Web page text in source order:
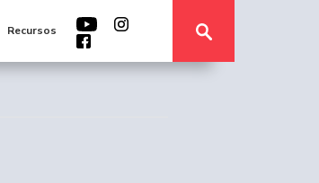
Recursos